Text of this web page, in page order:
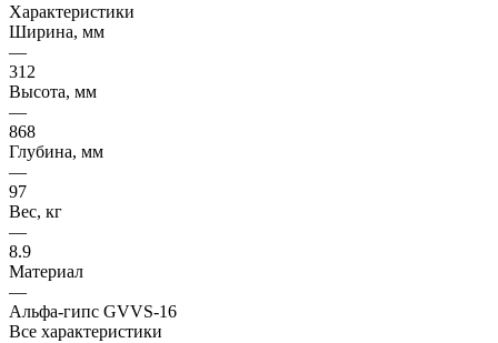
Характеристики
Ширина, мм
—
312
Высота, мм
—
868
Глубина, мм
—
97
Вес, кг
—
8.9
Материал
—
Альфа-гипс GVVS-16
Все характеристики